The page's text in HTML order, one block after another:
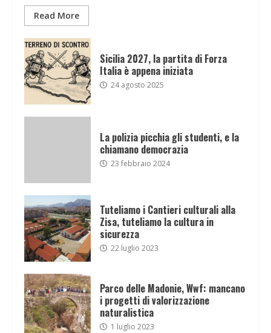
Read More
Sicilia 2027, la partita di Forza
Italia è appena iniziata
24 agosto 2025
La polizia picchia gli studenti, e la
chiamano democrazia
23 febbraio 2024
Tuteliamo i Cantieri culturali alla
Zisa, tuteliamo la cultura in
sicurezza
22 luglio 2023
Parco delle Madonie, Wwf: mancano
i progetti di valorizzazione
naturalistica
1 luglio 2023